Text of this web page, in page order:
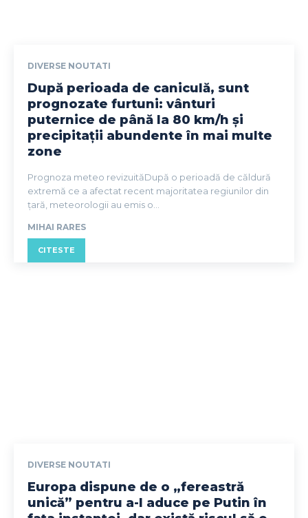
DIVERSE NOUTATI
După perioada de caniculă, sunt
prognozate furtuni: vânturi
puternice de până la 80 km/h și
precipitații abundente în mai multe
zone
Prognoza meteo revizuităDupă o perioadă de căldură
extremă ce a afectat recent majoritatea regiunilor din
țară, meteorologii au emis o...
MIHAI RARES
CITESTE
DIVERSE NOUTATI
Europa dispune de o „fereastră
unică” pentru a-l aduce pe Putin în